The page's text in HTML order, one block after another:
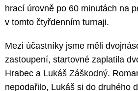
hrací úrovně po 60 minutách na
v tomto čtyřdenním turnaji.
Mezi účastníky jsme měli
zastoupení, startovné zaplatila
Hrabec a Lukáš Záškodný.
nepodařilo, Lukáš si do druhého